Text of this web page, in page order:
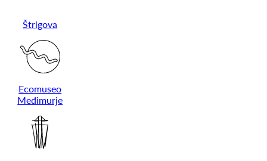
Štrigova
Ecomuseo
Međimurje